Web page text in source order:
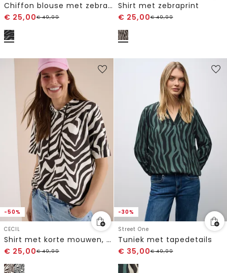
Chiffon blouse met zebraprint
€ 25,00€49,99
Shirt met zebraprint
€ 25,00€49,99
-50%
CECIL
Shirt met korte mouwen, capuchon en structuur
€ 25,00€49,99
-30%
Street One
Tuniek met tapedetails
€ 35,00€49,99